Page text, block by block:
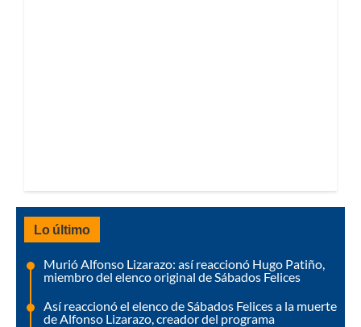
Lo último
Murió Alfonso Lizarazo: así reaccionó Hugo Patiño,
miembro del elenco original de Sábados Felices
Así reaccionó el elenco de Sábados Felices a la muerte
de Alfonso Lizarazo, creador del programa